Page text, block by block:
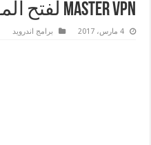
Master VPN لفتح المواقع المحجوبة
4 مارس، 2017 برامج اندرويد